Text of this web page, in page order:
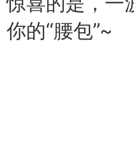
你的“腰包”~